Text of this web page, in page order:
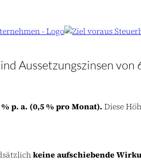
Aussetzungszinsen von
p. a. (0,5 % pro Monat). Diese
keine aufschiebende